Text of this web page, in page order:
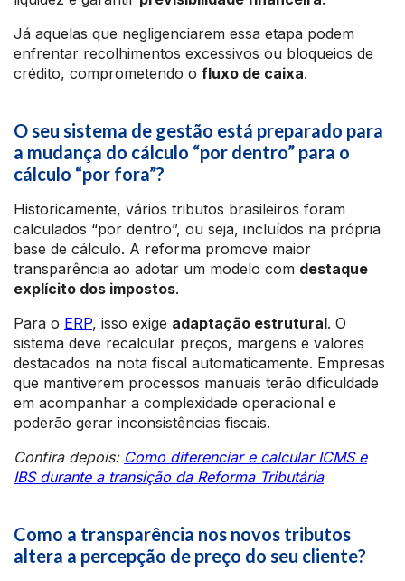
Já aquelas que negligenciarem essa etapa podem
enfrentar recolhimentos excessivos ou bloqueios de
crédito, comprometendo o fluxo de caixa.
O seu sistema de gestão está preparado para
a mudança do cálculo “por dentro” para o
cálculo “por fora”?
Historicamente, vários tributos brasileiros foram
calculados “por dentro”, ou seja, incluídos na própria
base de cálculo. A reforma promove maior
transparência ao adotar um modelo com destaque
explícito dos impostos.
Para o ERP, isso exige adaptação estrutural. O
sistema deve recalcular preços, margens e valores
destacados na nota fiscal automaticamente. Empresas
que mantiverem processos manuais terão dificuldade
em acompanhar a complexidade operacional e
poderão gerar inconsistências fiscais.
Confira depois: Como diferenciar e calcular ICMS e
IBS durante a transição da Reforma Tributária
Como a transparência nos novos tributos
altera a percepção de preço do seu cliente?